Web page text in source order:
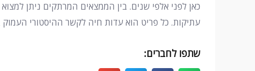
כאן לפני אלפי שנים. בין הממצאים המרתקים ניתן
עתיקות. כל פריט הוא עדות חיה לקשר ההיסטורי העמוק
שתפו לחברים: